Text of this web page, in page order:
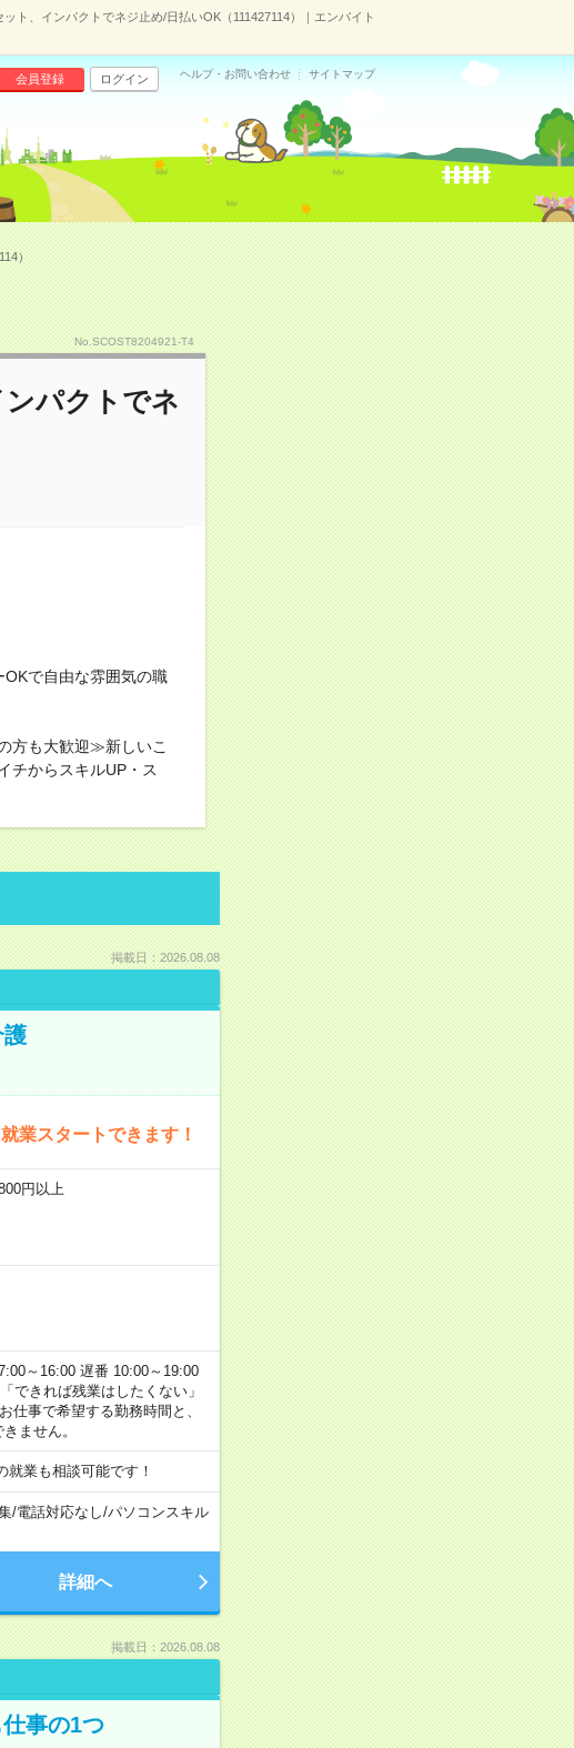
ト、インパクトでネジ止め/日払いOK（111427114）｜エンバイト
会員登録 ログイン ヘルプ・お問い合わせ サイトマップ
）
No.SCOST8204921-T4
ンパクトでネ
で自由な雰囲気の職
方も大歓迎≫新しいこ
チからスキルUP・ス
掲載日：2026.08.08
業スタートできます！
円以上
～16:00 遅番 10:00～19:00
できれば残業はしたくない」
事で希望する勤務時間と、
ません。
業も相談可能です！
/電話対応なし/パソコンスキル
詳細へ
掲載日：2026.08.08
事の1つ